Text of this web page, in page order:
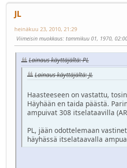
JL
heinäkuu 23, 2010, 21:29
Viimeisin muokkaus: tammikuu 01, 1970,
Lainaus käyttäjältä: PL
Lainaus käyttäjältä: JL
Haasteeseen on vastattu,
Häyhään en taida päästä.
ampuivat 308 itselataavilla
PL, jään odottelemaan
häyhässä itselataavalla